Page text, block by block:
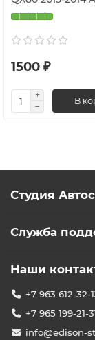
1500 ₽
В
Студия
Служба
Наши
+7 963 612-32-
+7 965 199-21-
info@edison-